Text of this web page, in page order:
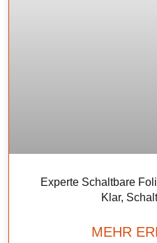
Experte Schaltbare
Klar,
MEHR